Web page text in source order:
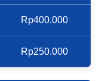
Rp400.000
Rp250.000